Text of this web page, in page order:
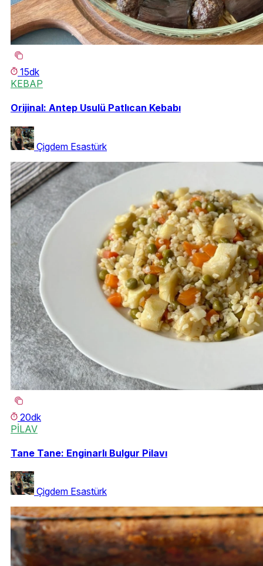
15dk
KEBAP
Orijinal: Antep Usulü Patlıcan Kebabı
Çigdem Esastürk
20dk
PİLAV
Tane Tane: Enginarlı Bulgur Pilavı
Çigdem Esastürk